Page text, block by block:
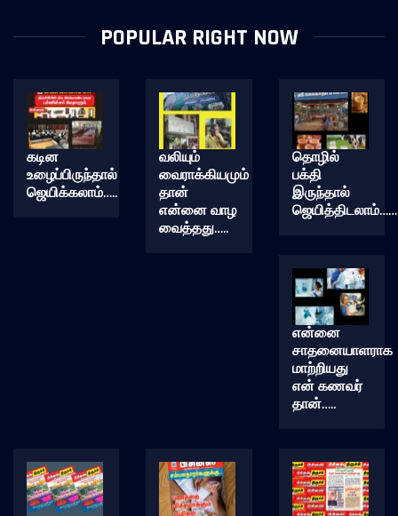
POPULAR RIGHT NOW
கடின
உழைப்பிருந்தால்
ஜெயிக்கலாம்…..
வலியும்
வைராக்கியமும்
தான்
என்னை வாழ
வைத்தது…..
தொழில்
பக்தி
இருந்தால்
என்னை
சாதனையாளராக
மாற்றியது
என் கணவர்
தான்…..